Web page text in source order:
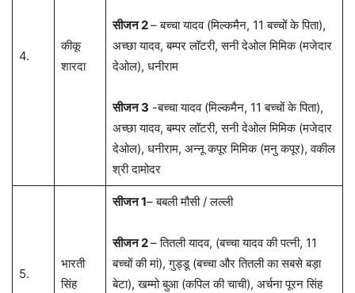
4.
कीकू
शारदा
सीजन 2– बच्चा यादव (मिल्कमैन, 11 बच्चों के पिता),
अच्छा यादव, बम्पर लॉटरी, सनी देओल मिमिक (मजेदार
देओल), धनीराम
सीजन 3 -बच्चा यादव (मिल्कमैन, 11 बच्चों के पिता),
अच्छा यादव, बम्पर लॉटरी, सनी देओल मिमिक (मजेदार
देओल), धनीराम, अन्नू कपूर मिमिक (मनु कपूर), वकील
श्री दामोदर
5.
भारती
सिंह
सीजन 1– बबली मौसी / लल्ली
सीजन 2– तितली यादव, (बच्चा यादव की पत्नी, 11
बच्चों की मां), गुड्डू (बच्चा और तितली का सबसे बड़ा
बेटा), खम्मो बुआ (कपिल की चाची), अर्चना पूरन सिंह